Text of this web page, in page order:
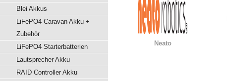
Blei Akkus
LiFePO4 Caravan Akku +
Zubehör
LiFePO4 Starterbatterien
Lautsprecher Akku
RAID Controller Akku
Neato